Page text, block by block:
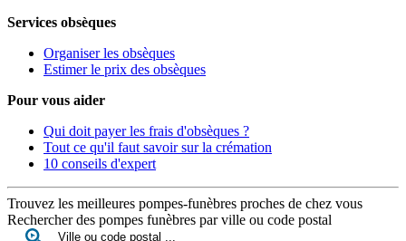
Services obsèques
Organiser les obsèques
Estimer le prix des obsèques
Pour vous aider
Qui doit payer les frais d'obsèques ?
Tout ce qu'il faut savoir sur la crémation
10 conseils d'expert
Trouvez les meilleures pompes-funèbres proches de chez vous
Rechercher des pompes funèbres par ville ou code postal